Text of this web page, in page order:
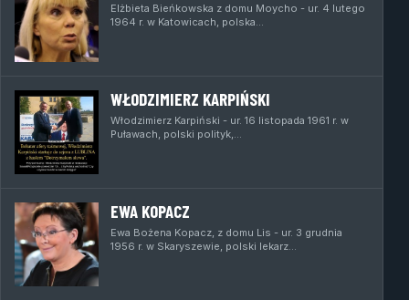
Elżbieta Bieńkowska z domu Moycho - ur. 4 lutego
1964 r. w Katowicach, polska…
WŁODZIMIERZ KARPIŃSKI
Włodzimierz Karpiński - ur. 16 listopada 1961 r. w
Puławach, polski polityk,…
EWA KOPACZ
Ewa Bożena Kopacz, z domu Lis - ur. 3 grudnia
1956 r. w Skaryszewie, polski lekarz…